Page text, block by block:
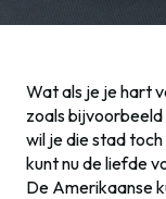
Wat als je je hart
zoals
wil je die stad
kunt nu de liefde
De Amerikaanse